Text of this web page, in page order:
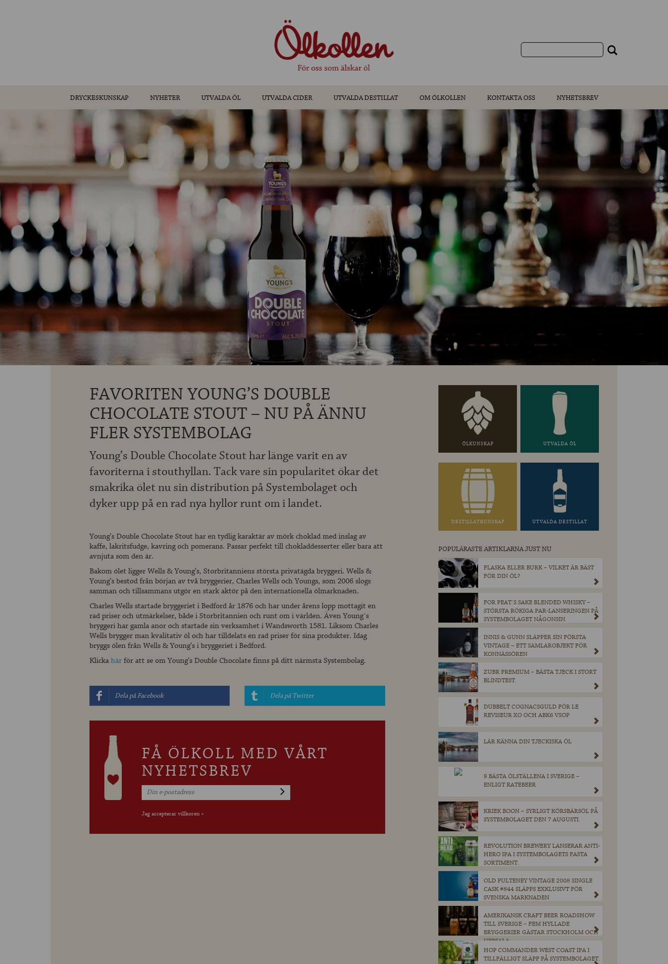
DRYCKESKUNSKAP NYHETER UTVALDA ÖL UTVALDA CIDER UTVALDA DESTILLAT OM ÖLKOLLEN KONTAKTA OSS NYHETSBREV
FAVORITEN YOUNG’S DOUBLE
CHOCOLATE STOUT – NU PÅ ÄNNU
FLER SYSTEMBOLAG
Young’s Double Chocolate Stout har länge varit en av
favoriterna i stouthyllan. Tack vare sin popularitet ökar det
smakrika ölet nu sin distribution på Systembolaget och
dyker upp på en rad nya hyllor runt om i landet.
Young’s Double Chocolate Stout har en tydlig karaktär av mörk choklad med inslag av
kaffe, lakritsfudge, kavring och pomerans. Passar perfekt till chokladdesserter eller bara att
avnjuta som den är.
Bakom ölet ligger Wells & Young’s, Storbritanniens största privatägda bryggeri. Wells &
Young’s bestod från början av två bryggerier, Charles Wells och Youngs, som 2006 slogs
samman och tillsammans utgör en stark aktör på den internationella ölmarknaden.
Charles Wells startade bryggeriet i Bedford år 1876 och har under årens lopp mottagit en
rad priser och utmärkelser, både i Storbritannien och runt om i världen. Även Young´s
bryggeri har gamla anor och startade sin verksamhet i Wandsworth 1581. Liksom Charles
Wells brygger man kvalitativ öl och har tilldelats en rad priser för sina produkter. Idag
bryggs ölen från Wells & Young’s i bryggeriet i Bedford.
Klickahärför att se om Young’s Double Chocolate finns på ditt närmsta Systembolag.
Dela på Facebook Dela på Twitter
FÅ ÖLKOLL MED VÅRT
NYHETSBREV
Jag accepterar villkoren »
ÖLKUNSKAP UTVALDA ÖL
DESTILLATKUNSKAP UTVALDA DESTILLAT
POPULÄRASTE ARTIKLARNA JUST NU
FLASKA ELLER BURK – VILKET ÄR BÄST
FÖR DIN ÖL?
FOR PEAT´S SAKE BLENDED WHISKY –
STÖRSTA RÖKIGA PAR-LANSERINGEN PÅ
SYSTEMBOLAGET NÅGONSIN.
INNIS & GUNN SLÄPPER SIN FÖRSTA
VINTAGE – ETT SAMLAROBJEKT FÖR
KONNÄSSÖREN
ZUBR PREMIUM – BÄSTA TJECK I STORT
BLINDTEST.
DUBBELT COGNACSGULD FÖR LE
REVISEUR XO OCH ABK6 VSOP
LÄR KÄNNA DIN TJECKISKA ÖL
9 BÄSTA ÖLSTÄLLENA I SVERIGE –
ENLIGT RATEBEER
KRIEK BOON – SYRLIGT KÖRSBÄRSÖL PÅ
SYSTEMBOLAGET DEN 7 AUGUSTI.
REVOLUTION BREWERY LANSERAR ANTI-
HERO IPA I SYSTEMBOLAGETS FASTA
SORTIMENT.
OLD PULTENEY VINTAGE 2008 SINGLE
CASK #844 SLÄPPS EXKLUSIVT FÖR
SVENSKA MARKNADEN
AMERIKANSK CRAFT BEER ROADSHOW
TILL SVERIGE – FEM HYLLADE
BRYGGERIER GÄSTAR STOCKHOLM OCH
UPPSALA
HOP COMMANDER WEST COAST IPA I
TILLFÄLLIGT SLÄPP PÅ SYSTEMBOLAGET.